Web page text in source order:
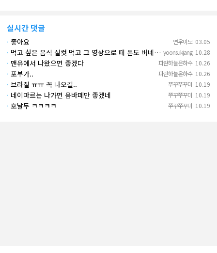
실시간 댓글
연우이모 03.05
· 좋아요
yoonsukjang 10.28
· 먹고 싶은 음식 실컷 먹고 그 영상으로 떼 돈도 버네 ㄷㄷ. 하고 싶은 것만 하고 부자되네.
파란하늘은하수 10.26
· 맨유에서 나왔으면 좋겠다
파란하늘은하수 10.26
· 포부가..
쭈꾸쭈꾸미 10.19
· 브라질 ㅠㅠ 꼭 나오길..
쭈꾸쭈꾸미 10.19
· 네이마르는 나가면 음바페만 좋겠네
쭈꾸쭈꾸미 10.19
· 호날두 ㅋㅋㅋㅋ